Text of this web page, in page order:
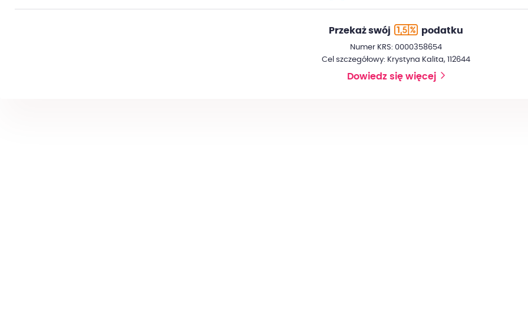
Przekaż swój podatku
Numer KRS: 0000358654
Cel szczegółowy: Krystyna Kalita, 112644
Dowiedz się więcej